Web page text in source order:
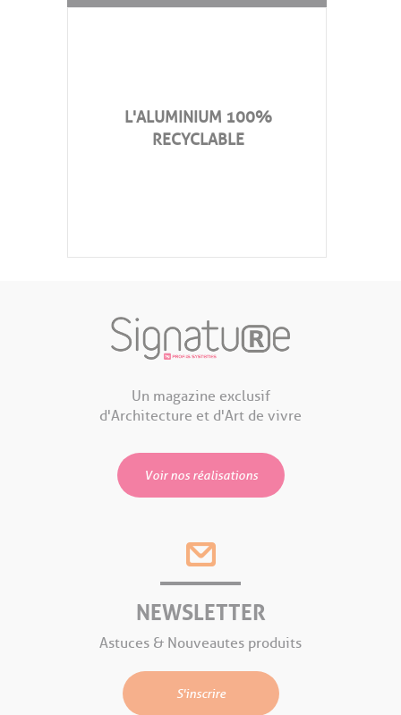
L'ALUMINIUM 100%
RECYCLABLE
Un magazine exclusif
d'Architecture et d'Art de vivre
Voir nos réalisations
NEWSLETTER
Astuces & Nouveautes produits
S'inscrire